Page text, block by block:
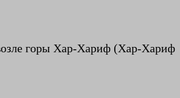
горы Хар-Хариф (Хар-Хариф